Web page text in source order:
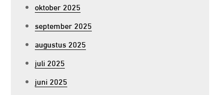
oktober 2025
september 2025
augustus 2025
juli 2025
juni 2025